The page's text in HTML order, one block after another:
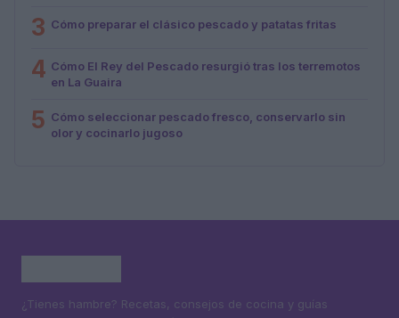
3 Cómo preparar el clásico pescado y patatas fritas
4 Cómo El Rey del Pescado resurgió tras los terremotos
en La Guaira
5 Cómo seleccionar pescado fresco, conservarlo sin
olor y cocinarlo jugoso
¿Tienes hambre? Recetas, consejos de cocina y guías